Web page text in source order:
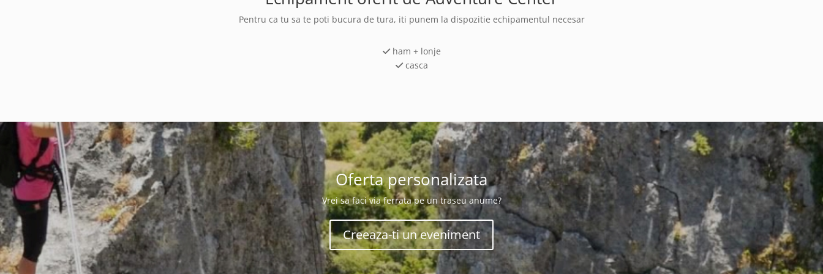
Pentru ca tu sa te poti bucura de tura, iti punem la dispozitie echipamentul necesar
ham + lonje
casca
Oferta personalizata
Vrei sa faci via ferrata pe un traseu anume?
Creeaza-ti un eveniment